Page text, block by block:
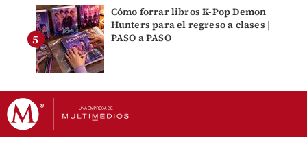
Cómo forrar libros K-Pop Demon
Hunters para el regreso a clases |
PASO a PASO